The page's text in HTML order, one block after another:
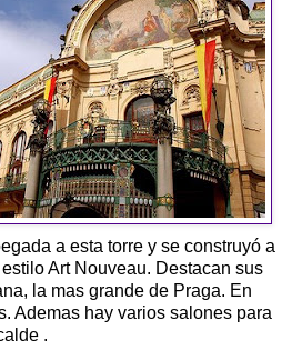
a esta torre y se construyó a
Art Nouveau. Destacan sus
la mas grande de Praga. En
Ademas hay varios salones para
.